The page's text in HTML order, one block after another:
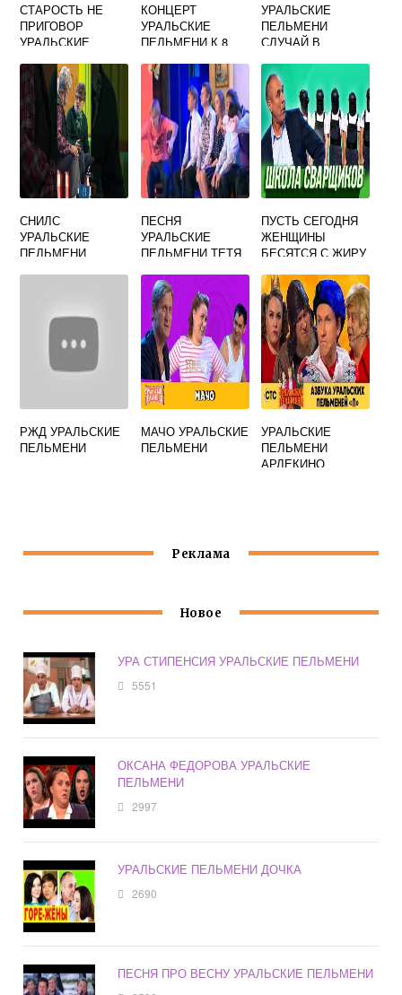
СТАРОСТЬ НЕ
ПРИГОВОР
УРАЛЬСКИЕ
КОНЦЕРТ
УРАЛЬСКИЕ
ПЕЛЬМЕНИ К 8
УРАЛЬСКИЕ
ПЕЛЬМЕНИ
СЛУЧАЙ В
И НЕВЕСТКА
СНИЛС
УРАЛЬСКИЕ
ПЕЛЬМЕНИ
ПЕСНЯ
УРАЛЬСКИЕ
ПЕЛЬМЕНИ ТЕТЯ
ПУСТЬ СЕГОДНЯ
ЖЕНЩИНЫ
БЕСЯТСЯ С ЖИРУ
ПЕЛЬМЕНИ
РЖД УРАЛЬСКИЕ
ПЕЛЬМЕНИ
МАЧО УРАЛЬСКИЕ
ПЕЛЬМЕНИ
УРАЛЬСКИЕ
ПЕЛЬМЕНИ
АРЛЕКИНО
Реклама
Новое
УРА СТИПЕНСИЯ УРАЛЬСКИЕ ПЕЛЬМЕНИ
5551
ОКСАНА ФЕДОРОВА УРАЛЬСКИЕ
ПЕЛЬМЕНИ
2997
УРАЛЬСКИЕ ПЕЛЬМЕНИ ДОЧКА
2690
ПЕСНЯ ПРО ВЕСНУ УРАЛЬСКИЕ ПЕЛЬМЕНИ